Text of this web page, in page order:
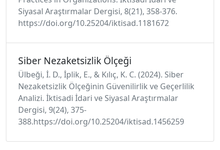
Siyasal Araştırmalar Dergisi, 8(21), 358-376.
https://doi.org/10.25204/iktisad.1181672
Siber Nezaketsizlik Ölçeği
Ülbeği, İ. D., İplik, E., & Kılıç, K. C. (2024). Siber
Nezaketsizlik Ölçeğinin Güvenilirlik ve Geçerlilik
Analizi. İktisadi İdari ve Siyasal Araştırmalar
Dergisi, 9(24), 375-
388.https://doi.org/10.25204/iktisad.1456259